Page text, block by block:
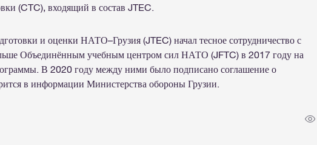
(CTC), входящий в состав JTEC.
и оценки НАТО–Грузия (JTEC) начал тесное сотрудничество с
Объединённым учебным центром сил НАТО (JFTC) в 2017 году на
В 2020 году между ними было подписано соглашение о
в информации Министерства обороны Грузии.